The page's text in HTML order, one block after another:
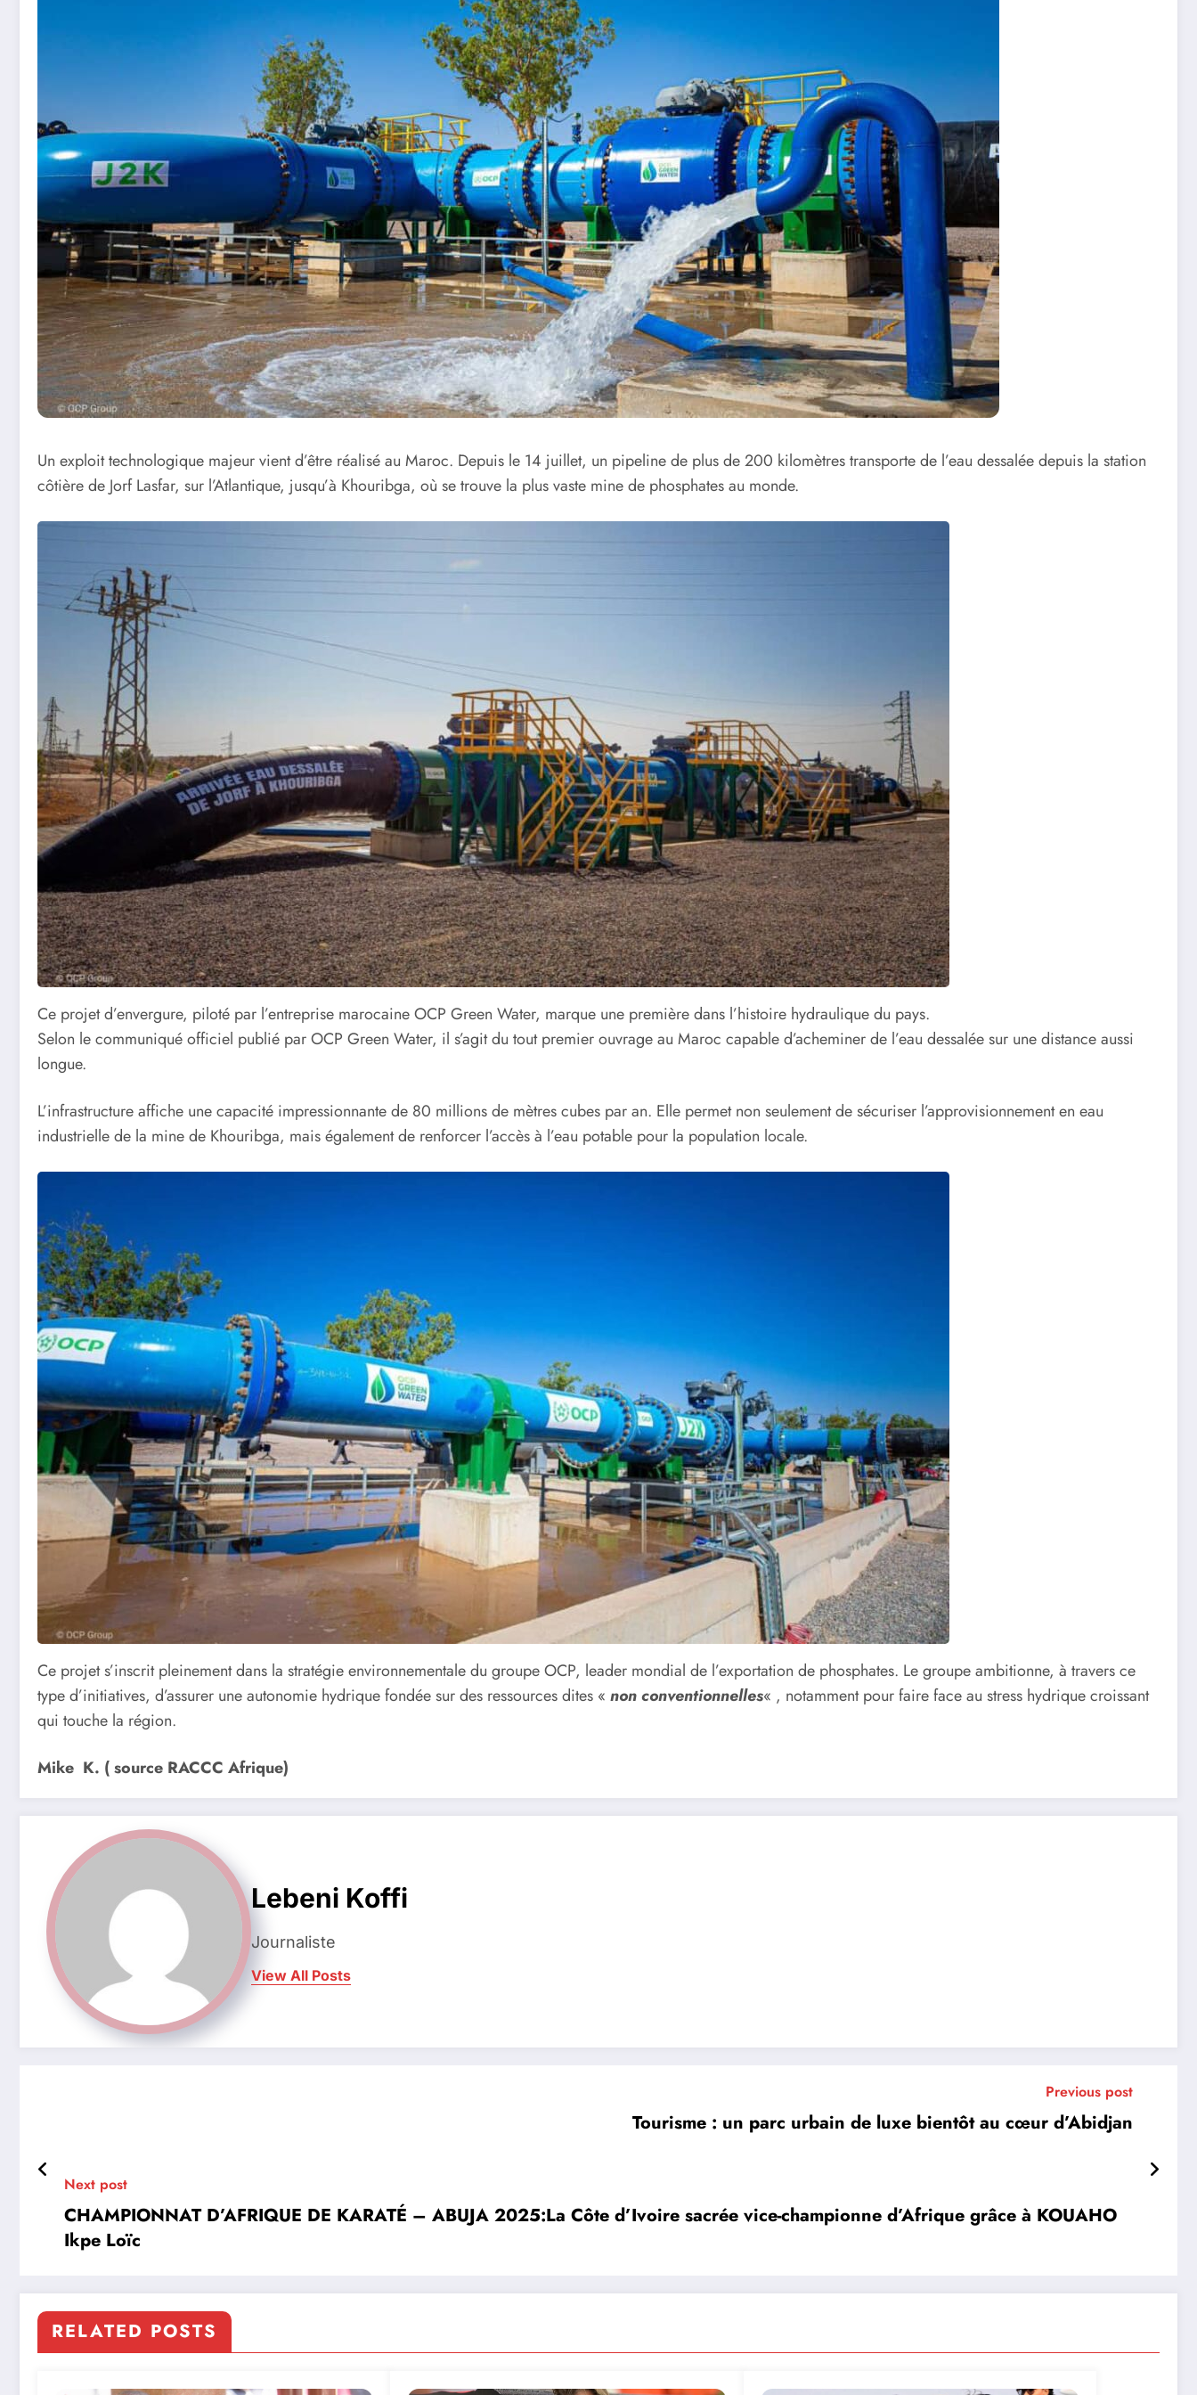
Un exploit technologique majeur vient d’être réalisé au Maroc. Depuis le 14 juillet, un pipeline de plus de 200 kilomètres transporte de l’eau dessalée depuis la station
côtière de Jorf Lasfar, sur l’Atlantique, jusqu’à Khouribga, où se trouve la plus vaste mine de phosphates au monde.
Ce projet d’envergure, piloté par l’entreprise marocaine OCP Green Water, marque une première dans l’histoire hydraulique du pays.
Selon le communiqué officiel publié par OCP Green Water, il s’agit du tout premier ouvrage au Maroc capable d’acheminer de l’eau dessalée sur une distance aussi
longue.
L’infrastructure affiche une capacité impressionnante de 80 millions de mètres cubes par an. Elle permet non seulement de sécuriser l’approvisionnement en eau
industrielle de la mine de Khouribga, mais également de renforcer l’accès à l’eau potable pour la population locale.
Ce projet s’inscrit pleinement dans la stratégie environnementale du groupe OCP, leader mondial de l’exportation de phosphates. Le groupe ambitionne, à travers ce
type d’initiatives, d’assurer une autonomie hydrique fondée sur des ressources dites « non conventionnelles« , notamment pour faire face au stress hydrique croissant
qui touche la région.
Mike K. ( source RACCC Afrique)
Lebeni Koffi
Journaliste
View All Posts
Previous post
Tourisme : un parc urbain de luxe bientôt au cœur d’Abidjan
Next post
CHAMPIONNAT D’AFRIQUE DE KARATÉ – ABUJA 2025:La Côte d’Ivoire sacrée vice-championne d’Afrique grâce à KOUAHO
Ikpe Loïc
RELATED POSTS